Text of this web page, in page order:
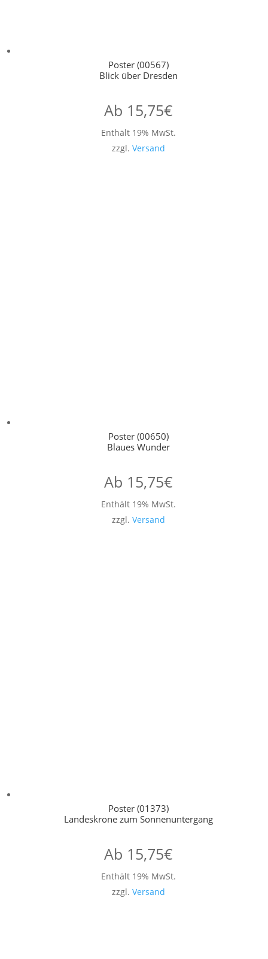
Poster (00567)
Blick über Dresden
Ab 15,75€
Enthält 19% MwSt.
zzgl. Versand
Poster (00650)
Blaues Wunder
Ab 15,75€
Enthält 19% MwSt.
zzgl. Versand
Poster (01373)
Landeskrone zum Sonnenuntergang
Ab 15,75€
Enthält 19% MwSt.
zzgl. Versand